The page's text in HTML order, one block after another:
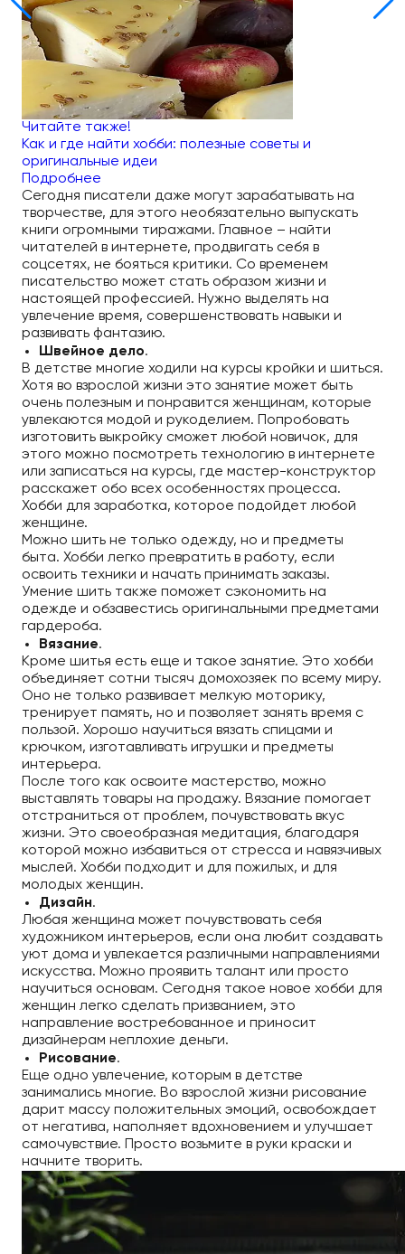
Читайте также!
Как и где найти хобби: полезные советы и
оригинальные идеи
Подробнее
Сегодня писатели даже могут зарабатывать на
творчестве, для этого необязательно выпускать
книги огромными тиражами. Главное – найти
читателей в интернете, продвигать себя в
соцсетях, не бояться критики. Со временем
писательство может стать образом жизни и
настоящей профессией. Нужно выделять на
увлечение время, совершенствовать навыки и
развивать фантазию.
Швейное дело.
В детстве многие ходили на курсы кройки и шиться.
Хотя во взрослой жизни это занятие может быть
очень полезным и понравится женщинам, которые
увлекаются модой и рукоделием. Попробовать
изготовить выкройку сможет любой новичок, для
этого можно посмотреть технологию в интернете
или записаться на курсы, где мастер-конструктор
расскажет обо всех особенностях процесса.
Хобби для заработка, которое подойдет любой
женщине.
Можно шить не только одежду, но и предметы
быта. Хобби легко превратить в работу, если
освоить техники и начать принимать заказы.
Умение шить также поможет сэкономить на
одежде и обзавестись оригинальными предметами
гардероба.
Вязание.
Кроме шитья есть еще и такое занятие. Это хобби
объединяет сотни тысяч домохозяек по всему миру.
Оно не только развивает мелкую моторику,
тренирует память, но и позволяет занять время с
пользой. Хорошо научиться вязать спицами и
крючком, изготавливать игрушки и предметы
интерьера.
После того как освоите мастерство, можно
выставлять товары на продажу. Вязание помогает
отстраниться от проблем, почувствовать вкус
жизни. Это своеобразная медитация, благодаря
которой можно избавиться от стресса и навязчивых
мыслей. Хобби подходит и для пожилых, и для
молодых женщин.
Дизайн.
Любая женщина может почувствовать себя
художником интерьеров, если она любит создавать
уют дома и увлекается различными направлениями
искусства. Можно проявить талант или просто
научиться основам. Сегодня такое новое хобби для
женщин легко сделать призванием, это
направление востребованное и приносит
дизайнерам неплохие деньги.
Рисование.
Еще одно увлечение, которым в детстве
занимались многие. Во взрослой жизни рисование
дарит массу положительных эмоций, освобождает
от негатива, наполняет вдохновением и улучшает
самочувствие. Просто возьмите в руки краски и
начните творить.